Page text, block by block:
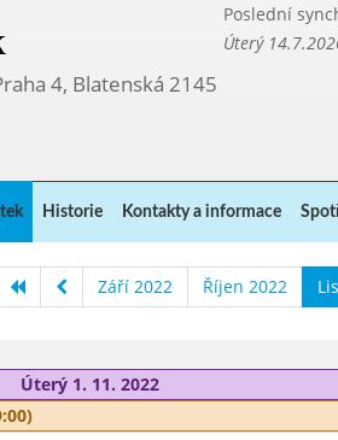
Poslední
Úterý
4, Blatenská 2145
Historie Kontakty a informace
Září 2022 Říjen 2022
Úterý 1. 11. 2022